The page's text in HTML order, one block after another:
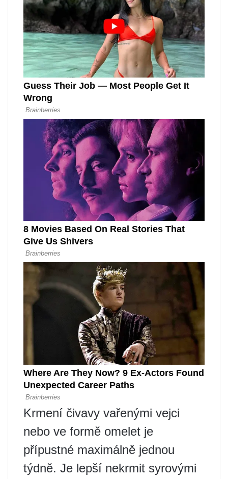
Krmení čivavy vařenými vejci
nebo ve formě omelet je
přípustné maximálně jednou
týdně. Je lepší nekrmit syrovými